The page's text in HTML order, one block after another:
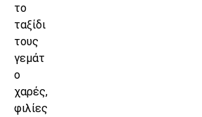
το
ταξίδι
τους
γεμάτ
ο
χαρές,
φιλίες